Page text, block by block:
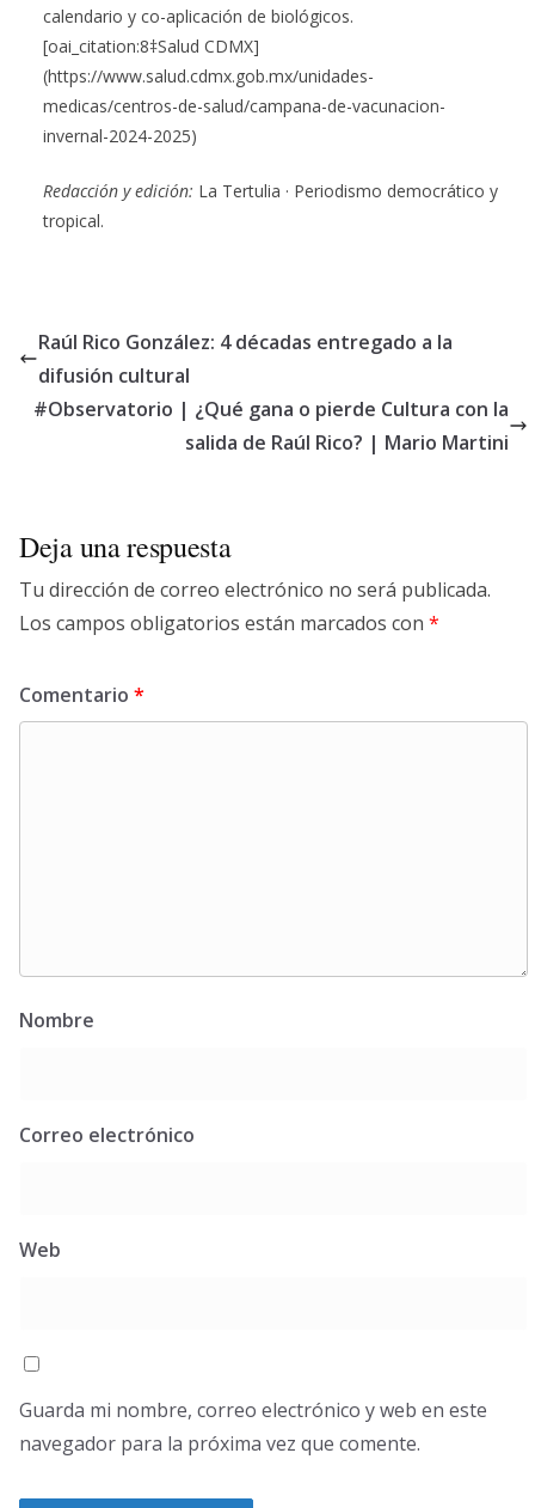
calendario y co-aplicación de biológicos.
[oai_citation:8‡Salud CDMX]
(https://www.salud.cdmx.gob.mx/unidades-
medicas/centros-de-salud/campana-de-vacunacion-
invernal-2024-2025)
Redacción y edición: La Tertulia · Periodismo democrático y
tropical.
Raúl Rico González: 4 décadas entregado a la
difusión cultural
#Observatorio | ¿Qué gana o pierde Cultura con la
salida de Raúl Rico? | Mario Martini
Deja una respuesta
Tu dirección de correo electrónico no será publicada.
Los campos obligatorios están marcados con *
Comentario *
Nombre
Correo electrónico
Web
Guarda mi nombre, correo electrónico y web en este
navegador para la próxima vez que comente.